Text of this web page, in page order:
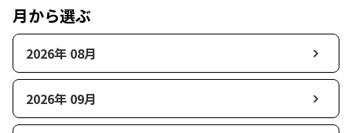
月から選ぶ
2026年 08月
2026年 09月